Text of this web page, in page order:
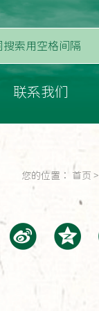
联系我们
您的位置： 首页 >